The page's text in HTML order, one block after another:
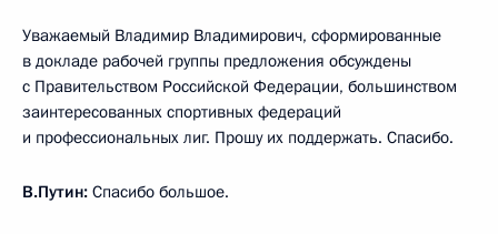
Уважаемый Владимир Владимирович, сформированные
в докладе рабочей группы предложения обсуждены
с Правительством Российской Федерации, большинством
заинтересованных спортивных федераций
и профессиональных лиг. Прошу их поддержать. Спасибо.
В.Путин: Спасибо большое.